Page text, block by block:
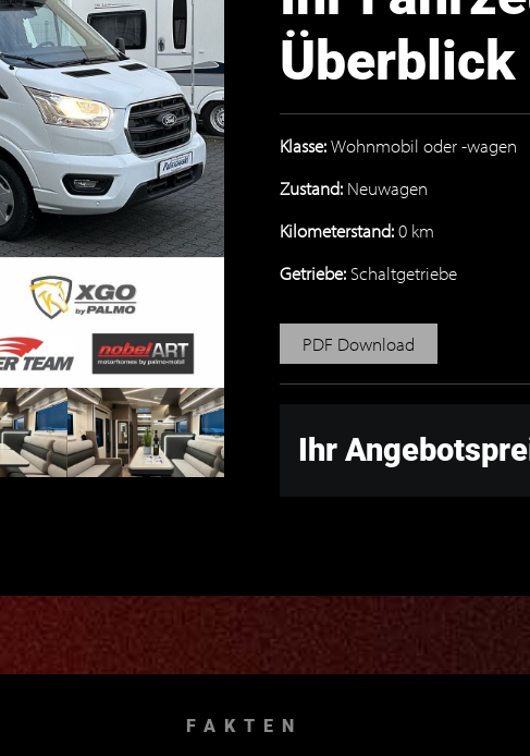
Überblick
Klasse:Wohnmobil oder -wagen
Zustand: Neuwagen
Kilometerstand:0 km
Getriebe:Schaltgetriebe
PDF Download
Ihr
FAKTEN